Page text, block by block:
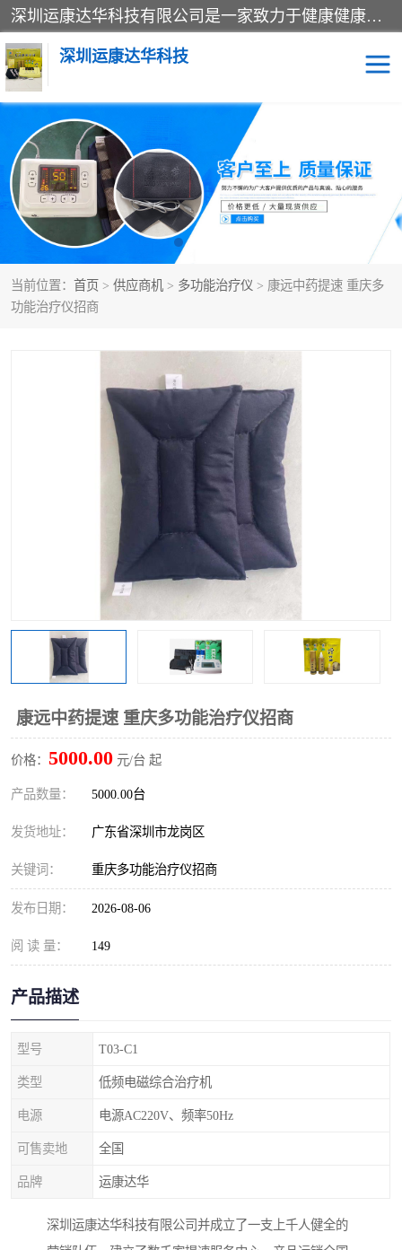
深圳运康达华科技有限公司是一家致力于健康健康产业的现代化企业，已经走过了15个春秋，开创了中医外用发展的新未来，是专业从事中医医疗仪器的研发、生产、销售、服务为一体的子公司，在医疗器械的设计、开发和生产方面率先引进国际先进技术和好的科技人员，先后开发出了场效应治疗仪、多功能治疗仪、颈椎治疗仪、腰椎治疗仪、增效垫等多个系列。
深圳运康达华科技
当前位置： 首页 > 供应商机 > 多功能治疗仪 > 康远中药提速 重庆多
功能治疗仪招商
康远中药提速 重庆多功能治疗仪招商
价格： 5000.00 元/台 起
产品数量： 5000.00台
发货地址： 广东省深圳市龙岗区
关键词： 重庆多功能治疗仪招商
发布日期： 2026-08-06
阅 读 量： 149
产品描述
型号 T03-C1
类型 低频电磁综合治疗机
电源 电源AC220V、频率50Hz
可售卖地 全国
品牌 运康达华
深圳运康达华科技有限公司并成立了一支上千人健全的
多功能治疗仪 中药提速
中低频治疗仪 脉冲治疗仪
**腺治疗仪